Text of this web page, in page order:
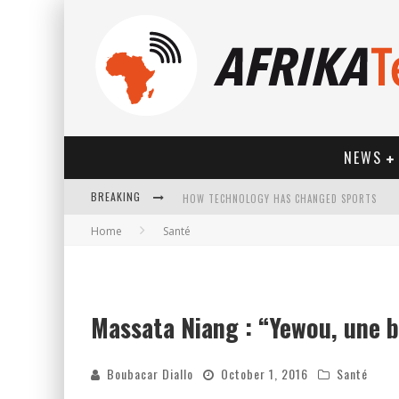
NEWS
BREAKING
Home Santé
Massata Niang : “Yewou,
Boubacar Diallo October 1, 2016 Santé